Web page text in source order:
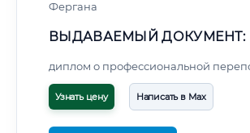
Фергана
ВЫДАВАЕМЫЙ ДОКУМЕНТ:
диплом о профессиональной
Узнать цену Написать в Max